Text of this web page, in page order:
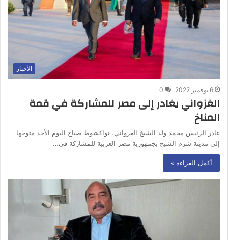
الأخبار
6 نوفمبر 2022 0
الغزواني يغادر إلى مصر للمشاركة في قمة
المناخ
غادر الرئيس محمد ولد الشيخ الغزواني، نواكشوط صباح اليوم الأحد متوجها
إلى مدينة شرم الشيخ بجمهورية مصر العربية للمشاركة في…
أكمل القراءة »